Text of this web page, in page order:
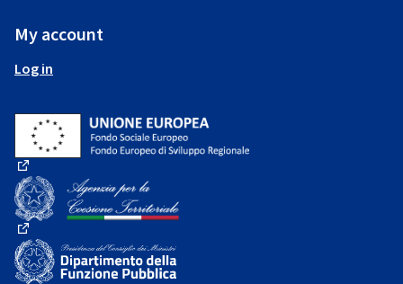
My account
Log in
(External link)
(External link)